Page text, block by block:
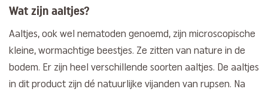
Wat zijn aaltjes?
Aaltjes, ook wel nematoden genoemd, zijn microscopische
kleine, wormachtige beestjes. Ze zitten van nature in de
bodem. Er zijn heel verschillende soorten aaltjes. De aaltjes
in dit product zijn dé natuurlijke vijanden van rupsen. Na